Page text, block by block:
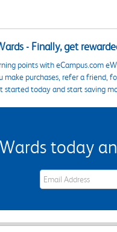
- Finally, get
points with eCampus.com
make purchases, refer a friend,
started today and start saving
today
eWards Sign Up Email